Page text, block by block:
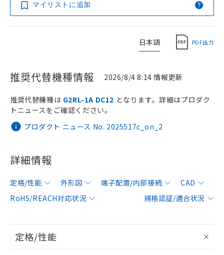
マイリストに追加
日本語 PDF出力
推奨代替機種情報 2026/8/4 8:14 情報更新
プロダクト ニュース No. 2025517c_on_2
推奨代替機種は G2RL-1A DC12 となります。詳細はプロダク
トニュースをご確認ください。
詳細情報
定格/性能 外形図 端子配置/内部接続
CAD
RoHS/REACH対応状況
規格認証/適合状況
定格/性能